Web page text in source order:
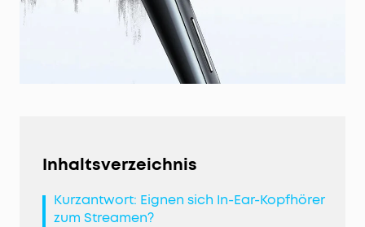
Inhaltsverzeichnis
Kurzantwort: Eignen sich In-Ear-Kopfhörer
zum Streamen?